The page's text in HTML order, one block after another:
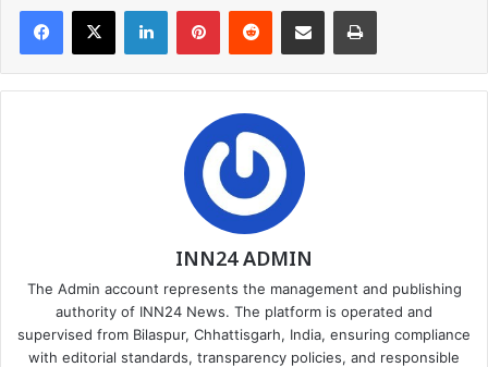
Facebook
X LinkedInPinterestReddit Share via Email Print
INN24 ADMIN
The Admin account represents the management and publishing
authority of INN24 News. The platform is operated and
supervised from Bilaspur, Chhattisgarh, India, ensuring compliance
with editorial standards, transparency policies, and responsible